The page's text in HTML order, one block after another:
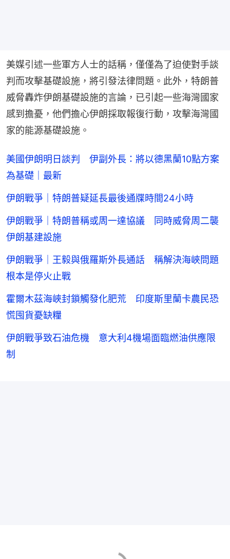
美媒引述一些軍方人士的話稱，僅僅為了迫使對手談
判而攻擊基礎設施，將引發法律問題。此外，特朗普
威脅轟炸伊朗基礎設施的言論，已引起一些海灣國家
感到擔憂，他們擔心伊朗採取報復行動，攻擊海灣國
家的能源基礎設施。
美國伊朗明日談判 伊副外長：將以德黑蘭10點方案
為基礎｜最新
伊朗戰爭｜特朗普疑延長最後通牒時間24小時
伊朗戰爭｜特朗普稱或周一達協議 同時威脅周二襲
伊朗基建設施
伊朗戰爭｜王毅與俄羅斯外長通話 稱解決海峽問題
根本是停火止戰
霍爾木茲海峽封鎖觸發化肥荒 印度斯里蘭卡農民恐
慌囤貨憂缺糧
伊朗戰爭致石油危機 意大利4機場面臨燃油供應限
制